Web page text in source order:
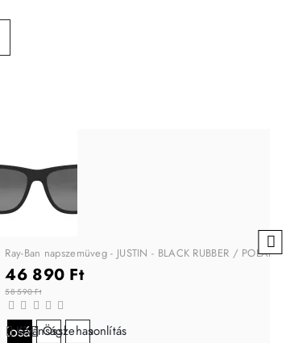
Ray-Ban napszemüveg - JUSTIN - BLACK RUBBER / POLAR
46 890 Ft
58 590 Ft
Kosárba
Kívánságlistára
Összehasonlítás